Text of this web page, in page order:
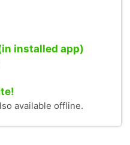
installed app)
available offline.